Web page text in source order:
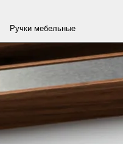
Ручки мебельные